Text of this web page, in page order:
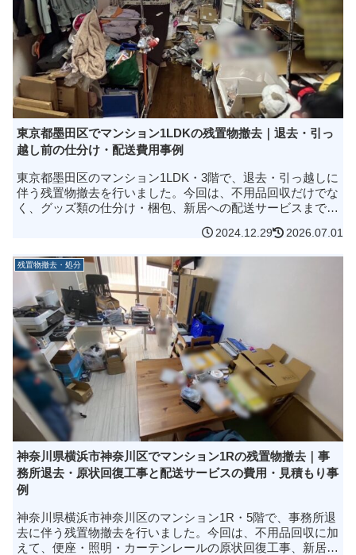
東京都墨田区でマンション1LDKの残置物撤去｜退去・引っ
越し前の仕分け・配送費用事例
東京都墨田区のマンション1LDK・3階で、退去・引っ越しに
伴う残置物撤去を行いました。今回は、不用品回収だけでな
く、グッズ類の仕分け・梱包、新居への配送サービスまでま
2024.12.29 2026.07.01
残置物撤去・処分
神奈川県横浜市神奈川区でマンション1Rの残置物撤去｜事
務所退去・原状回復工事と配送サービスの費用・見積もり事
例
神奈川県横浜市神奈川区のマンション1R・5階で、事務所退
去に伴う残置物撤去を行いました。今回は、不用品回収に加
えて、便座・照明・カーテンレールの原状回復工事、新居へ